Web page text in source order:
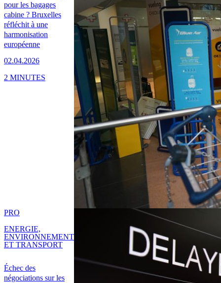
pour les bagages
cabine ? Bruxelles
réfléchit à une
harmonisation
européenne
02.04.2026
2 MINUTES
Échec des
négociations sur les
PRO
ENERGIE,
ENVIRONNEMENT
ET TRANSPORT